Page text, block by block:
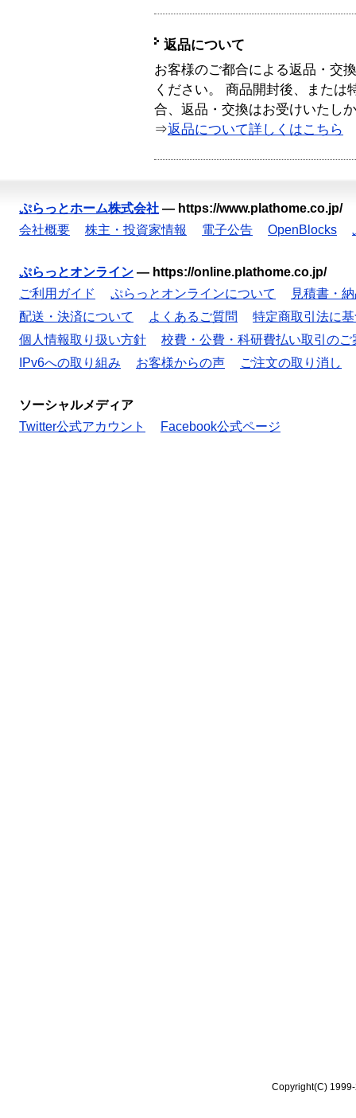
返品について
お客様のご都合による返品・交
ください。 商品開封後、または
合、返品・交換はお受けいたし
⇒返品について詳しくはこちら
ぷらっとホーム株式会社 — https://www.plathome.co.jp/
会社概要
株主・投資家情報 電子公告 OpenBlocks
ぷらっとオンライン — https://online.plathome.co.jp/
ご利用ガイド
ぷらっとオンラインについて
見積書・
配送・決済について
よくあるご質問
特定商取引法に
個人情報取り扱い方針
校費・公費・科研費払い取引のご
IPv6への取り組み
お客様からの声 ご注文の取り消し
ソーシャルメディア
Twitter公式アカウント
Facebook公式ページ
Copyright(C)